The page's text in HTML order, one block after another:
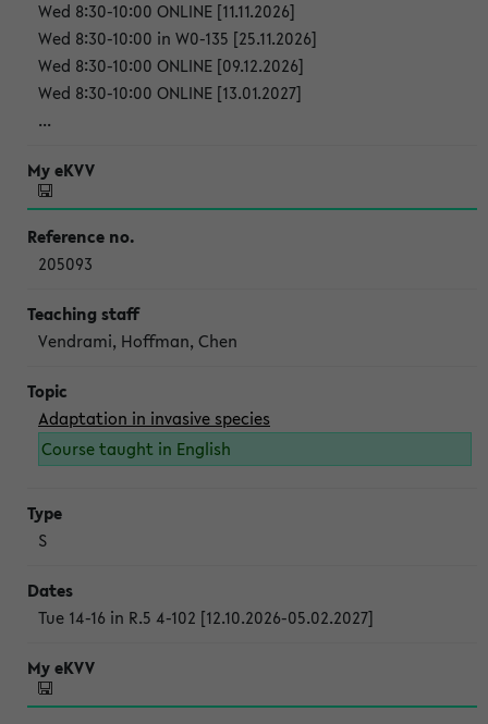
Wed 8:30-10:00 ONLINE [11.11.2026]
Wed 8:30-10:00 in W0-135 [25.11.2026]
Wed 8:30-10:00 ONLINE [09.12.2026]
Wed 8:30-10:00 ONLINE [13.01.2027]
...
205093
Vendrami, Hoffman, Chen
Adaptation in invasive species
Course taught in English
S
Tue 14-16 in R.5 4-102 [12.10.2026-05.02.2027]